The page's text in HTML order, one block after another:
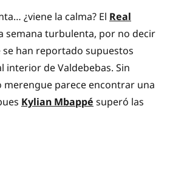
¿viene la calma? El Real
semana turbulenta, por no decir
se han reportado supuestos
interior de Valdebebas. Sin
parece encontrar una
Kylian Mbappé superó las